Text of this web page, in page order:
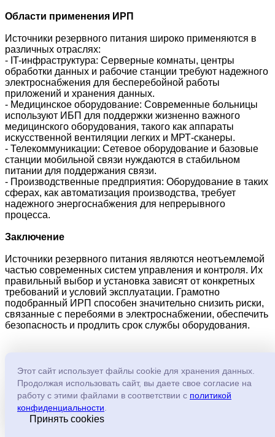
Области применения ИРП
Источники резервного питания широко применяются в
различных отраслях:
- IT-инфраструктура: Серверные комнаты, центры
обработки данных и рабочие станции требуют надежного
электроснабжения для бесперебойной работы
приложений и хранения данных.
- Медицинское оборудование: Современные больницы
используют ИБП для поддержки жизненно важного
медицинского оборудования, такого как аппараты
искусственной вентиляции легких и МРТ-сканеры.
- Телекоммуникации: Сетевое оборудование и базовые
станции мобильной связи нуждаются в стабильном
питании для поддержания связи.
- Производственные предприятия: Оборудование в таких
сферах, как автоматизация производства, требует
надежного энергоснабжения для непрерывного
процесса.
Заключение
Источники резервного питания являются неотъемлемой
частью современных систем управления и контроля. Их
правильный выбор и установка зависят от конкретных
требований и условий эксплуатации. Грамотно
подобранный ИРП способен значительно снизить риски,
связанные с перебоями в электроснабжении, обеспечить
безопасность и продлить срок службы оборудования.
Компания Джи Ай Системз
Главная
О компании
Контакты
Этот сайт использует файлы cookie для хранения данных.
Продолжая использовать сайт, вы даете свое согласие на
работу с этими файлами в соответствии с политикой
конфиденциальности
Принять cookies